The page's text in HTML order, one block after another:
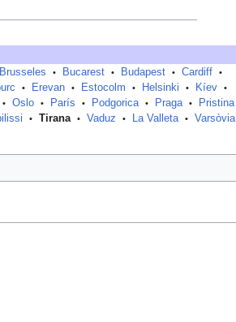
Brusseles • Bucarest • Budapest • Cardiff •
• Erevan • Estocolm • Helsinki • Kíev •
• Oslo • París • Podgorica • Praga • Pristina
• Tirana • Vaduz • La Valleta • Varsòvia